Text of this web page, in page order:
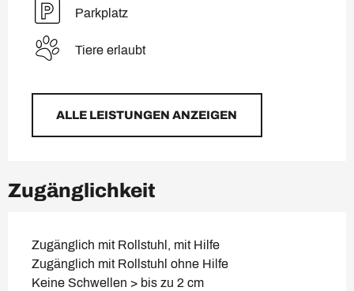
Parkplatz
Tiere erlaubt
ALLE LEISTUNGEN ANZEIGEN
Zugänglichkeit
Zugänglich mit Rollstuhl, mit Hilfe
Zugänglich mit Rollstuhl ohne Hilfe
Keine Schwellen > bis zu 2 cm